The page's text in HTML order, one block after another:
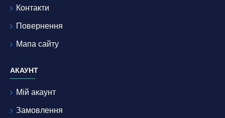
Контакти
Повернення
Мапа сайту
АКАУНТ
Мій акаунт
Замовлення